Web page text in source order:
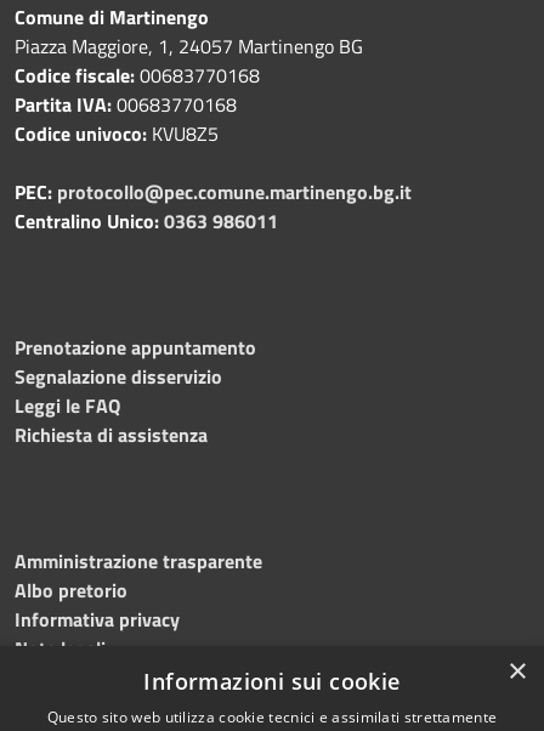
Comune di Martinengo
Piazza Maggiore, 1, 24057 Martinengo BG
Codice fiscale:00683770168
Partita IVA:00683770168
Codice univoco: KVU8Z5
PEC: protocollo@pec.comune.martinengo.bg.it
Centralino Unico:0363 986011
Prenotazione appuntamento
Segnalazione disservizio
Leggi le FAQ
Richiesta di assistenza
Amministrazione trasparente
Albo pretorio
Informativa privacy
Note legali
Dichiarazione di accessibilità
×
Informazioni sui cookie
Questo sito web utilizza cookie tecnici e assimilati strettamente